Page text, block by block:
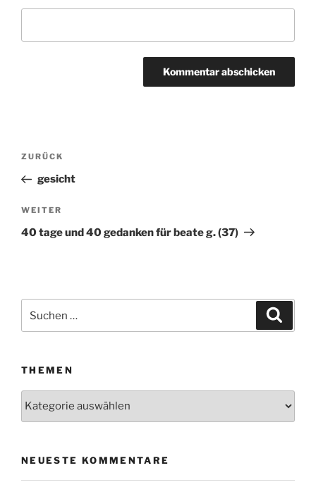
Beitragsnavigation
Vorheriger
Beitrag
ZURÜCK
gesicht
Nächster
Beitrag
WEITER
40 tage und 40 gedanken für beate g. (37)
nach:
THEMEN
Themen
NEUESTE KOMMENTARE